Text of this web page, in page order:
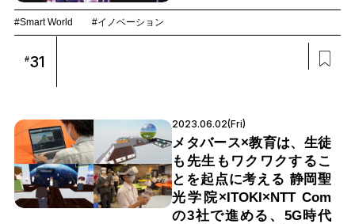
#Smart World #イノベーション
#31
2023.06.02(Fri)
メタバース×教育は、生徒
も先生もワクワクするこ
とを起点に考える 静岡聖
光学院×ITOKI×NTT Com
の3社で進める、5G時代